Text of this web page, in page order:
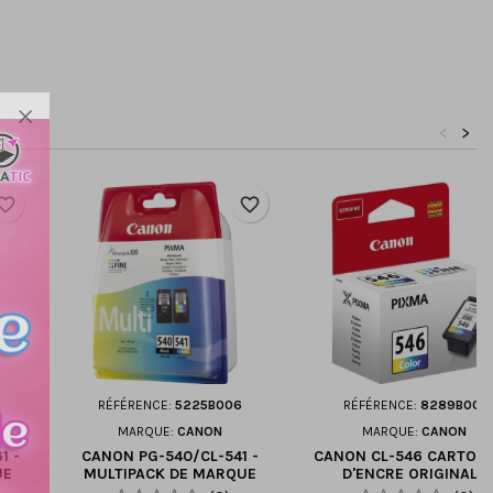
>
<
-
RÉFÉRENCE:5225B006
MARQUE:CANON
CANON PG-540/CL-541 -
MULTIPACK DE MARQUE
favorite_border
RÉFÉRENCE:8289B001
MARQUE:CANON
CANON CL-546
D'ENCRE ORIGINALE